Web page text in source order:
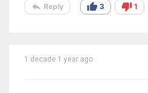
reply Reply thumb_up 3 thumb_down 1
1 decade 1 year ago